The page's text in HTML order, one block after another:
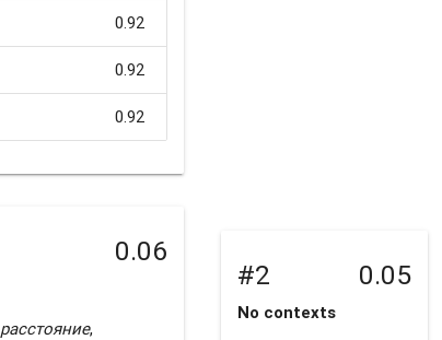
0.92
0.92
0.92
0.06
расстояние,
#2 0.05
No contexts